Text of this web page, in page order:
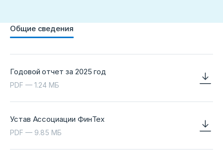
Документы
Общие сведения
Годовой отчет за 2025 год
PDF — 1.24 МБ
Устав Ассоциации ФинТех
PDF — 9.85 МБ